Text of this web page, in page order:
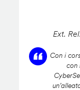
Ext.
Con i
con